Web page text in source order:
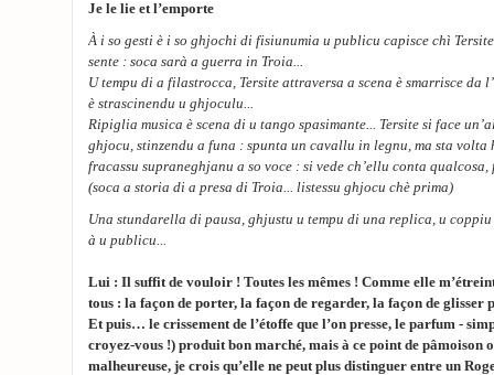
Je le lie et l’emporte
À i so gesti è i so ghjochi di fisiunumia u publicu capisce chì
sente : soca sarà a guerra in Troia...
U tempu di a filastrocca, Tersite attraversa a scena è smarrisce da
è strascinendu u ghjoculu...
Ripiglia musica è scena di u tango spasimante... Tersite si face
ghjocu, stinzendu a funa : spunta un cavallu in legnu, ma sta volta
fracassu supraneghjanu a so voce : si vede ch’ellu conta
(soca a storia di a presa di Troia... listessu ghjocu chè prima)
Una stundarella di pausa, ghjustu u tempu di una replica, u
à u publicu...
Lui : Il suffit de vouloir ! Toutes les mêmes ! Comme elle
tous : la façon de porter, la façon de regarder, la façon de glisser
Et puis… le crissement de l’étoffe que l’on presse, le parfum -
croyez-vous !) produit bon marché, mais à ce point de pâmoison
malheureuse, je crois qu’elle ne peut plus distinguer entre un